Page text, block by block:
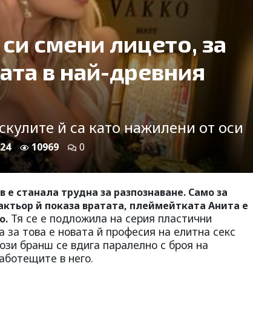
смени лицето, за
в най-древния
й са като нажилени от оси
10969 0
станала трудна за разпознаване. Само за
й показа вратата, плеймейтката Анита е
Тя се е подложила на серия пластични
това е новата й професия на елитна секс
бранш се вдига паралелно с броя на
в него.